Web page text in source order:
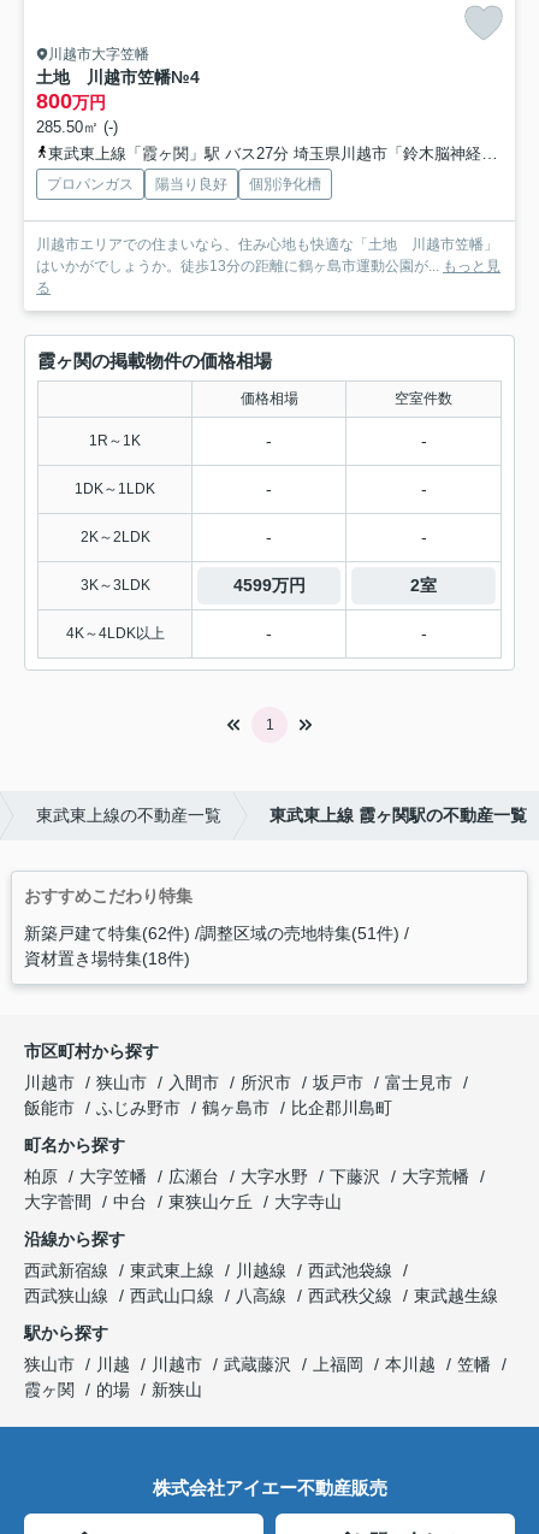
川越市大字笠幡
土地 川越市笠幡№4
800万円
285.50㎡ (-)
東武東上線「霞ヶ関」駅 バス27分 埼玉県川越市「鈴木脳神経外科入口」 停歩9分
プロパンガス 陽当り良好 個別浄化槽
川越市エリアでの住まいなら、住み心地も快適な「土地 川越市笠幡」
はいかがでしょうか。徒歩13分の距離に鶴ヶ島市運動公園が... もっと見
る
霞ヶ関の掲載物件の価格相場
価格相場 空室件数
1R～1K - -
1DK～1LDK - -
2K～2LDK - -
3K～3LDK 4599万円 2室
4K～4LDK以上 - -
1
東武東上線の不動産一覧 東武東上線 霞ヶ関駅の不動産一覧
おすすめこだわり特集
新築戸建て特集(62件) 調整区域の売地特集(51件)
資材置き場特集(18件)
市区町村から探す
川越市
狭山市 入間市 所沢市 坂戸市
富士見市
飯能市
ふじみ野市 鶴ヶ島市
比企郡川島町
町名から探す
柏原
大字笠幡 広瀬台 大字水野 下藤沢
大字荒幡
大字菅間
中台 東狭山ケ丘
大字寺山
沿線から探す
西武新宿線
東武東上線 川越線
西武池袋線
西武狭山線
西武山口線 八高線 西武秩父線
東武越生線
駅から探す
狭山市
川越 川越市 武蔵藤沢 上福岡 本川越
笠幡
霞ヶ関
的場 新狭山
株式会社アイエー不動産販売